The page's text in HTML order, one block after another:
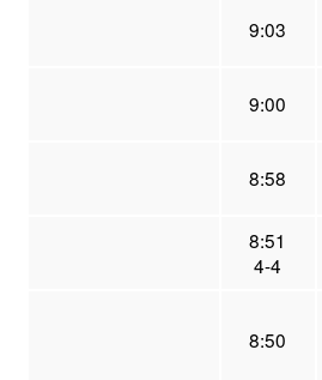
9:03
9:00
8:58
8:51
4-4
8:50